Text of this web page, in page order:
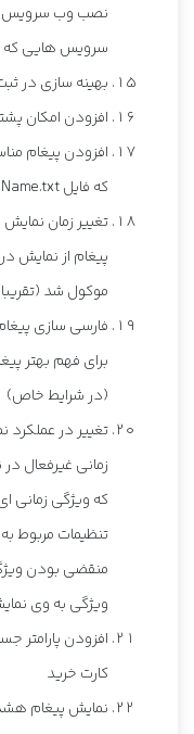
سرویس هایی که
بهینه سازی در
افزودن امکان
افزودن پیغام
که فایل InstanceName.txt غیرقابل نوشتن باشد!
تغییر زمان
موکول شد (تقریبا 2 دقیقه بعد از باز شدن نرم افزار)
فارسی سازی
برای فهم بهتر
(در شرایط خاص)
تغییر در
زمانی غیرفعال
که ویژگی زمانی
تنظیمات مربوط
منقضی بودن
ویژگی به وی
افزودن پارامتر
کارت خرید
نمایش پیغام